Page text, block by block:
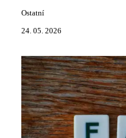
Ostatní
24. 05. 2026